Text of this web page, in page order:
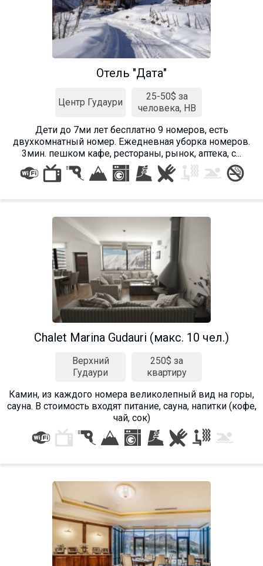
Отель "Дата"
Центр Гудаури
25-50$ за
человека, HB
Дети до 7ми лет бесплатно 9 номеров, есть
двухкомнатный номер. Ежедневная уборка номеров.
3мин. пешком кафе, рестораны, рынок, аптека, с...
Chalet Marina Gudauri (макс. 10 чел.)
Верхний
Гудаури
250$ за
квартиру
Камин, из каждого номера великолепный вид на горы,
сауна. В стоимость входят питание, сауна, напитки (кофе,
чай, сок)